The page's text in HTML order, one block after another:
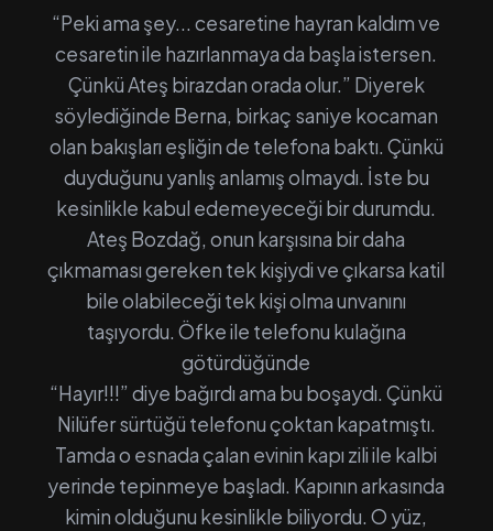
“Peki ama şey... cesaretine hayran kaldım ve
cesaretin ile hazırlanmaya da başla istersen.
Çünkü Ateş birazdan orada olur.” Diyerek
söylediğinde Berna, birkaç saniye kocaman
olan bakışları eşliğin de telefona baktı. Çünkü
duyduğunu yanlış anlamış olmaydı. İste bu
kesinlikle kabul edemeyeceği bir durumdu.
Ateş Bozdağ, onun karşısına bir daha
çıkmaması gereken tek kişiydi ve çıkarsa katil
bile olabileceği tek kişi olma unvanını
taşıyordu. Öfke ile telefonu kulağına
götürdüğünde
“Hayır!!!” diye bağırdı ama bu boşaydı. Çünkü
Nilüfer sürtüğü telefonu çoktan kapatmıştı.
Tamda o esnada çalan evinin kapı zili ile kalbi
yerinde tepinmeye başladı. Kapının arkasında
kimin olduğunu kesinlikle biliyordu. O yüz,